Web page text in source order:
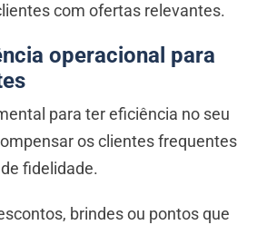
com ofertas relevantes.
operacional para
para ter eficiência no seu
os clientes frequentes
fidelidade.
brindes ou pontos que